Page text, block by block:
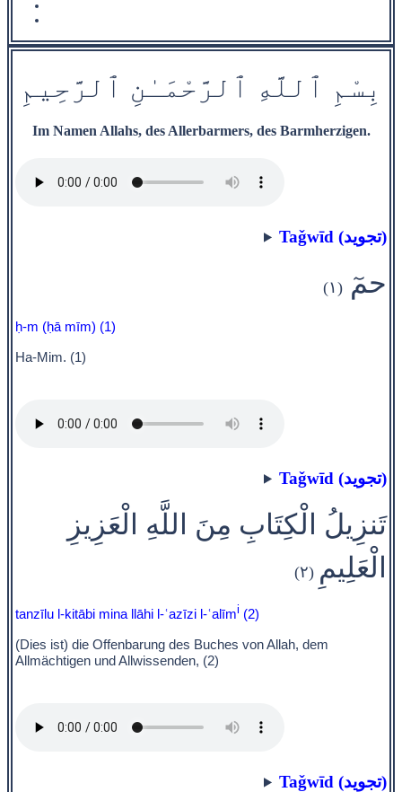
بِسْمِ ٱ للَّهِ ٱ لرَّحْمَ‍ـٰنِ ٱ ل‍‍رَّح‍ِ‍ي‍مِ
Im Namen Allahs, des Allerbarmers, des Barmherzigen.
Taǧwīd (تجويد)
حمٓ (١)
ḥ-m (ḥā mīm) (1)
Ha-Mim. (1)
Taǧwīd (تجويد)
تَنزِيلُ الْكِتَابِ مِنَ اللَّهِ الْعَزِيزِ
الْعَلِيمِ (٢)
tanzīlu l-kitābi mina llāhi l-ʿazīzi l-ʿalīmi (2)
(Dies ist) die Offenbarung des Buches von Allah, dem
Allmächtigen und Allwissenden, (2)
Taǧwīd (تجويد)